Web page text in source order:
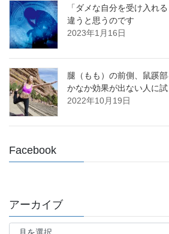
「ダメな自分を受け入れ
違うと思うのです
2023年1月16日
腿（もも）の前側、鼠蹊
かなか効果が出ない人に試
2022年10月19日
Facebook
アーカイブ
ア